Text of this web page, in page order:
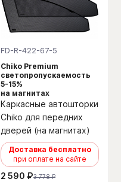
FD-R-422-67-5
Chiko Premium
светопропускаемость
5-15%
на магнитах
Каркасные автошторки
Chiko для передних
дверей (на магнитах)
Доставка бесплатно
при оплате на сайте
2 590 ₽3 778 ₽